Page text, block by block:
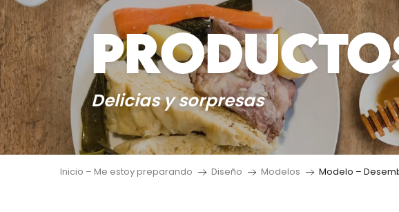
Delicias y sorpresas
Inicio – Me estoy preparando Diseño Modelos Modelo –